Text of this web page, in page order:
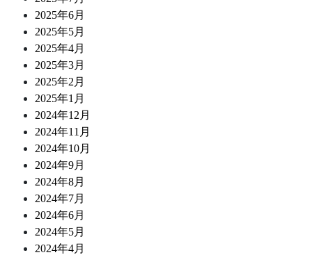
2025年6月
2025年5月
2025年4月
2025年3月
2025年2月
2025年1月
2024年12月
2024年11月
2024年10月
2024年9月
2024年8月
2024年7月
2024年6月
2024年5月
2024年4月